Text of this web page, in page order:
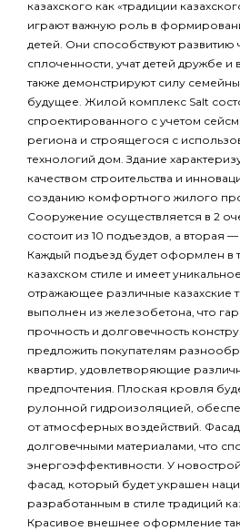
казахского как «традиции
играют важную роль в
детей. Они способствуют развитию
сплоченности, учат детей дружбе
также демонстрируют силу
будущее. Жилой комплекс Salt
спроектированного с учетом
региона и строящегося с
технологий дом. Здание
качеством строительства и
созданию комфортного жилого
Сооружение осуществляется в 2
состоит из 10 подъездов, а вторая
Каждый подъезд будет оформлен в
казахском стиле и имеет
отражающее различные казахские
выполнен из железобетона, что
прочность и долговечность
предложить покупателям
квартир, удовлетворяющие
предпочтения. Плоская кровля
рулонной гидроизоляцией,
от атмосферных воздействий.
долговечными материалами, что
энергоэффективности. У
фасад, который будет украшен
разработанным в стиле традиций
Красивое внешнее оформление